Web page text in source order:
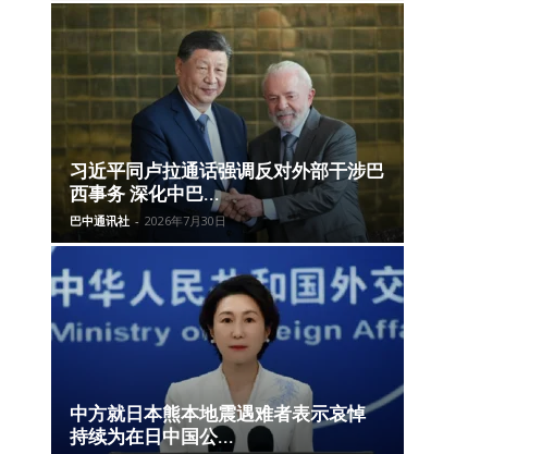
习近平同卢拉通话强调反对外部干涉巴
西事务 深化中巴...
巴中通讯社 - 2026年7月30日
中方就日本熊本地震遇难者表示哀悼
持续为在日中国公...